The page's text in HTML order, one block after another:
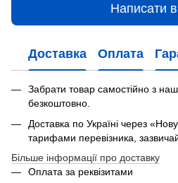
Написати
Доставка Оплата
Забрати товар самостійно з
безкоштовно.
Доставка по Україні через
тарифами перевізника, зазвичай
Більше інформації про доставку
Оплата за реквізитами